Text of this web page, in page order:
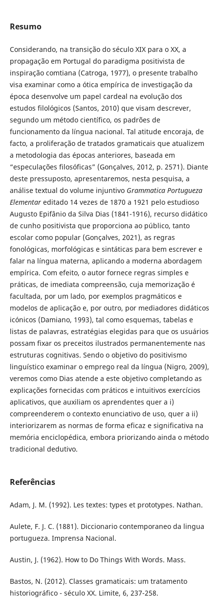
Resumo
Considerando, na transição do século XIX para o XX, a
propagação em Portugal do paradigma positivista de
inspiração comtiana (Catroga, 1977), o presente trabalho
visa examinar como a ótica empírica de investigação da
época desenvolve um papel cardeal na evolução dos
estudos filológicos (Santos, 2010) que visam descrever,
segundo um método científico, os padrões de
funcionamento da língua nacional. Tal atitude encoraja, de
facto, a proliferação de tratados gramaticais que atualizem
a metodologia das épocas anteriores, baseada em
“especulações filosóficas” (Gonçalves, 2012, p. 2571). Diante
deste pressuposto, apresentaremos, nesta pesquisa, a
análise textual do volume injuntivo Grammatica Portugueza
Elementareditado 14 vezes de 1870 a 1921 pelo estudioso
Augusto Epifânio da Silva Dias (1841-1916), recurso didático
de cunho positivista que proporciona ao público, tanto
escolar como popular (Gonçalves, 2021), as regras
fonológicas, morfológicas e sintáticas para bem escrever e
falar na língua materna, aplicando a moderna abordagem
empírica. Com efeito, o autor fornece regras simples e
práticas, de imediata compreensão, cuja memorização é
facultada, por um lado, por exemplos pragmáticos e
modelos de aplicação e, por outro, por mediadores didáticos
icónicos (Damiano, 1993), tal como esquemas, tabelas e
listas de palavras, estratégias elegidas para que os usuários
possam fixar os preceitos ilustrados permanentemente nas
estruturas cognitivas. Sendo o objetivo do positivismo
linguístico examinar o emprego real da língua (Nigro, 2009),
veremos como Dias atende a este objetivo completando as
explicações fornecidas com práticos e intuitivos exercícios
aplicativos, que auxiliam os aprendentes quer a i)
compreenderem o contexto enunciativo de uso, quer a ii)
interiorizarem as normas de forma eficaz e significativa na
memória enciclopédica, embora priorizando ainda o método
tradicional dedutivo.
Referências
Adam, J. M. (1992). Les textes: types et prototypes. Nathan.
Aulete, F. J. C. (1881). Diccionario contemporaneo da lingua
portugueza. Imprensa Nacional.
Austin, J. (1962). How to Do Things With Words. Mass.
Bastos, N. (2012). Classes gramaticais: um tratamento
historiográfico - século XX. Limite, 6, 237-258.